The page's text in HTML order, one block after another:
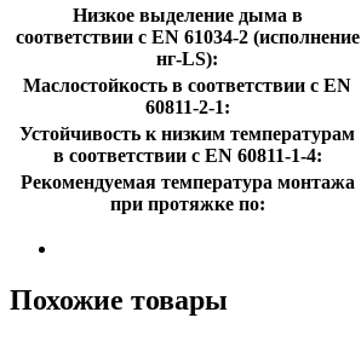
Низкое выделение дыма в
соответствии с EN 61034-2 (исполнение
нг-LS):
Маслостойкость в соответствии с EN
60811-2-1:
Устойчивость к низким температурам
в соответствии с EN 60811-1-4:
Рекомендуемая температура монтажа
при протяжке по:
Похожие товары